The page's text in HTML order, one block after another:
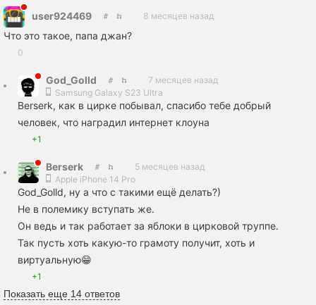
user924469 8 месяцев назад
Что это такое, папа джан?
0
God_Golld
7 месяцев назад
Samsung Galaxy S23 Ultra
Вerserk, как в цирке побывал, спасибо тебе добрый
человек, что наградил интернет клоуна
+1
Вerserk
5 месяцев назад
Apple iPhone 14 Pro
God_Golld, ну а что с такими ещё делать?)
Не в полемику вступать же.
Он ведь и так работает за яблоки в цирковой труппе.
Так пусть хоть какую-то грамоту получит, хоть и
виртуальную😁
+1
Показать еще 14 ответов